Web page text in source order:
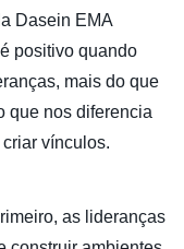
Dasein EMA
positivo quando
mais do que
que nos diferencia
vínculos.
as lideranças